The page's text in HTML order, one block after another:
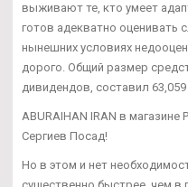
выживают те, кто умеет
готов адекватно оценивать
нынешних условиях
дорого. Общий размер
дивидендов, составил
ABURAIHAN IRAN в
Сергиев Посад!
Но в этом и нет